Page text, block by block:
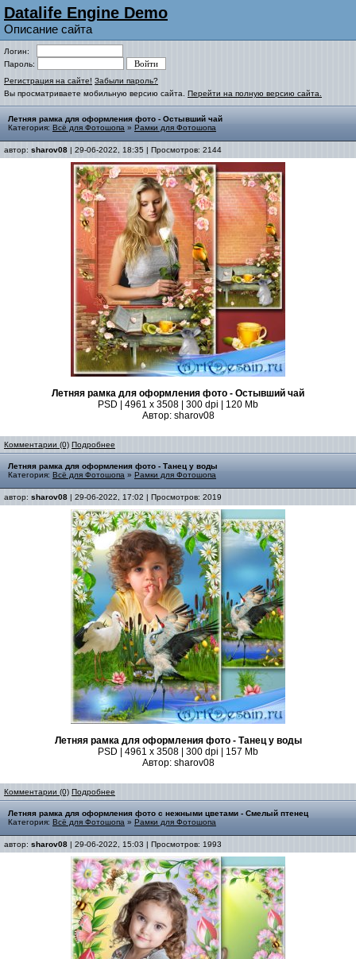
Datalife Engine Demo
Описание сайта
Логин:
Пароль:
Регистрация на сайте! Забыли пароль?
Вы просматриваете мобильную версию сайта. Перейти на полную версию сайта.
Летняя рамка для оформления фото - Остывший чай
Категория: Всё для Фотошопа » Рамки для Фотошопа
автор: sharov08 | 29-06-2022, 18:35 | Просмотров: 2144
Летняя рамка для оформления фото - Остывший чай
PSD | 4961 х 3508 | 300 dpi | 120 Mb
Автор: sharov08
Комментарии (0) Подробнее
Летняя рамка для оформления фото - Танец у воды
Категория: Всё для Фотошопа » Рамки для Фотошопа
автор: sharov08 | 29-06-2022, 17:02 | Просмотров: 2019
Летняя рамка для оформления фото - Танец у воды
PSD | 4961 х 3508 | 300 dpi | 157 Mb
Автор: sharov08
Комментарии (0) Подробнее
Летняя рамка для оформления фото с нежными цветами - Смелый птенец
Категория: Всё для Фотошопа » Рамки для Фотошопа
автор: sharov08 | 29-06-2022, 15:03 | Просмотров: 1993